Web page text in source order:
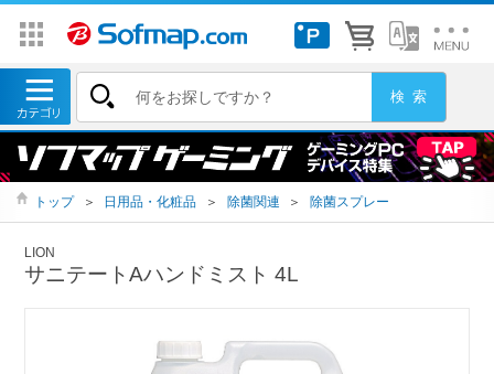
トップ ＞ 日用品・化粧品 ＞ 除菌関連 ＞ 除菌スプレー
LION
サニテートAハンドミスト 4L